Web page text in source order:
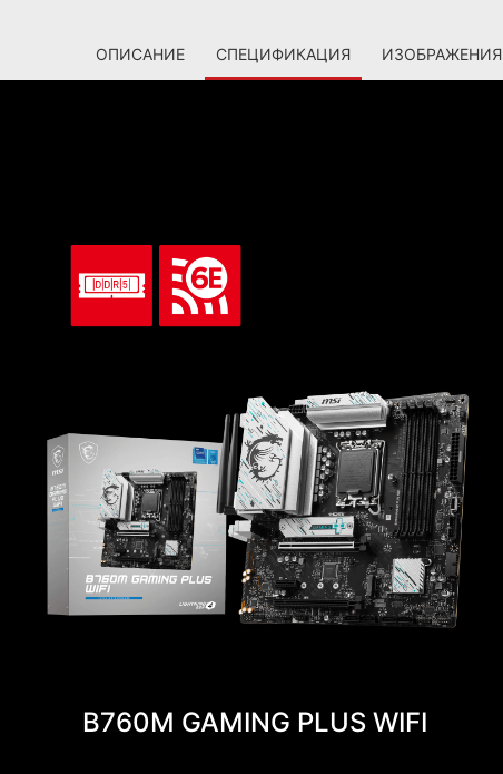
ОПИСАНИЕ СПЕЦИФИКАЦИЯ ИЗОБРАЖЕНИЯ
B760M GAMING PLUS WIFI